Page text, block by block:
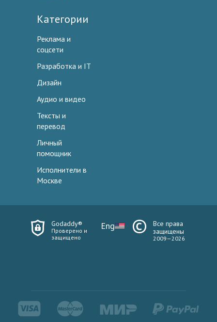
Категории
Реклама и
соцсети
Разработка и IT
Дизайн
Аудио и видео
Тексты и
перевод
Личный
помощник
Исполнители в
Москве
Godaddy®
Проверено и
защищено
Eng
Все права
защищены
2009—2026